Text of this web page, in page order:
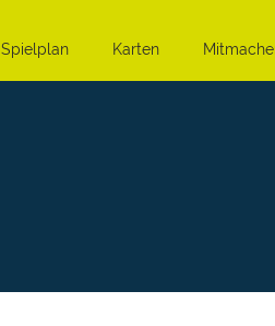
Spielplan Karten